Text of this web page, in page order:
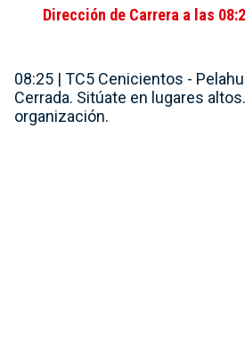
Dirección de Carrera a las
08:25 | TC5 Cenicientos -
Cerrada. Sitúate en lugares
organización.